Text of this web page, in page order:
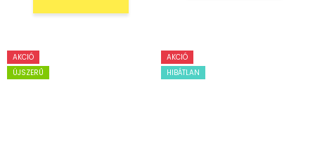
AKCIÓ
ÚJSZERŰ
AKCIÓ
HIBÁTLAN